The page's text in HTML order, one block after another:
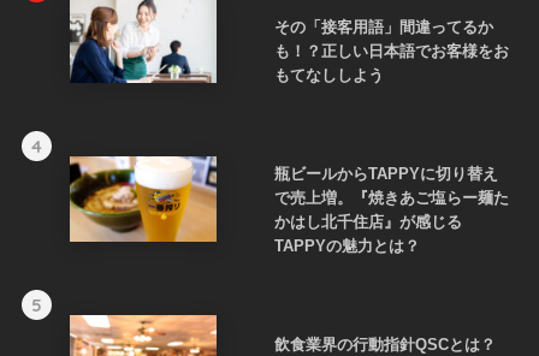
その「接客用語」間違ってるか
も！？正しい日本語でお客様をお
もてなししよう
4
瓶ビールからTAPPYに切り替え
で売上増。『焼きあご塩らー麺た
かはし北千住店』が感じる
TAPPYの魅力とは？
5
飲食業界の行動指針QSCとは？